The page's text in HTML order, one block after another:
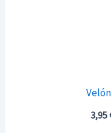
3,95